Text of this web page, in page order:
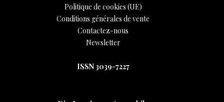
Politique de cookies (UE)
Conditions générales de vente
Contactez-nous
Newsletter
ISSN 3039-7227